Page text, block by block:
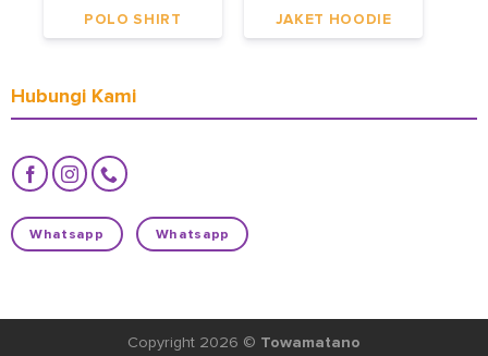
POLO SHIRT JAKET HOODIE
Hubungi Kami
Whatsapp Whatsapp
Copyright 2026 © Towamatano